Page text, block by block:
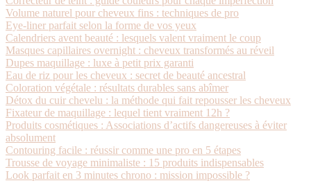
Volume naturel pour cheveux fins : techniques de pro
Eye-liner parfait selon la forme de vos yeux
Calendriers avent beauté : lesquels valent vraiment le coup
Masques capillaires overnight : cheveux transformés au réveil
Dupes maquillage : luxe à petit prix garanti
Eau de riz pour les cheveux : secret de beauté ancestral
Coloration végétale : résultats durables sans abîmer
Détox du cuir chevelu : la méthode qui fait repousser les cheveux
Fixateur de maquillage : lequel tient vraiment 12h ?
Produits cosmétiques : Associations d’actifs dangereuses à éviter
absolument
Contouring facile : réussir comme une pro en 5 étapes
Trousse de voyage minimaliste : 15 produits indispensables
Look parfait en 3 minutes chrono : mission impossible ?